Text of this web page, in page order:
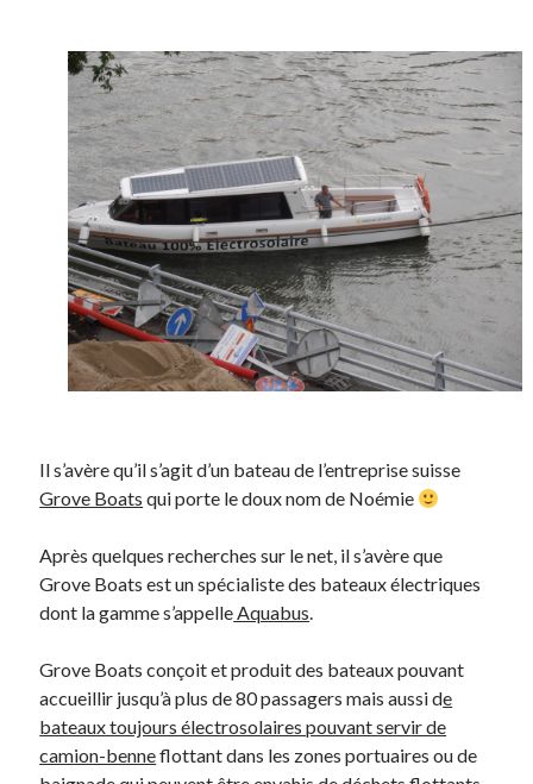
On parle de quoi ?
A Lyon
Bon plan du dimanche
Coup de coeur
Daddy
Engagé
Geek
Green
Humeur
Lectures
Lyon
Lyon à Livre Ouvert
Parole de Follower
Patchwork
Post inutile
Proust
Sons
Tavukoi
Vidéos
Il s’avère qu’il s’agit d’un bateau de l’entreprise suisse
Grove Boats qui porte le doux nom de Noémie
Après quelques recherches sur le net, il s’avère que
Grove Boats est un spécialiste des bateaux électriques
dont la gamme s’appelleAquabus.
Grove Boats conçoit et produit des bateaux pouvant
accueillir jusqu’à plus de 80 passagers mais aussi de
bateaux toujours électrosolaires pouvant servir de
camion-benneflottant dans les zones portuaires ou de